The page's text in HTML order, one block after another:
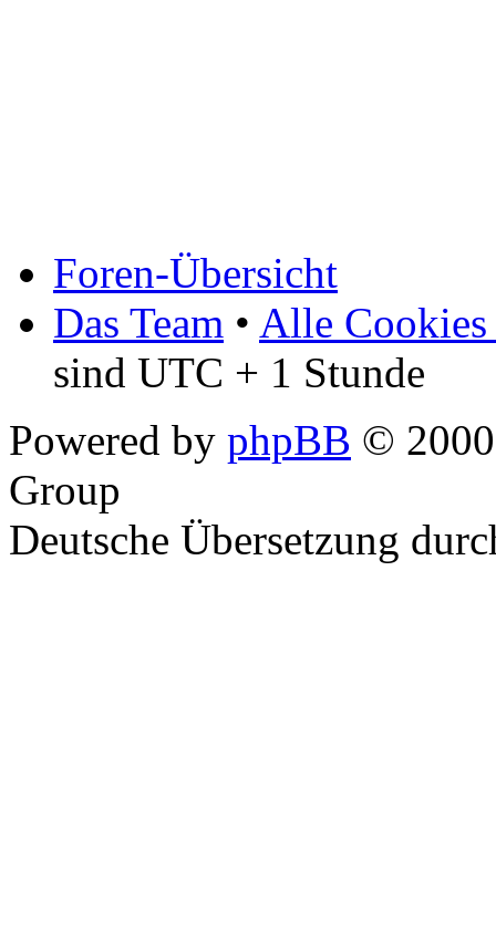
Foren-Übersicht
Das Team • Alle Cookies
sind UTC + 1 Stunde
Powered by phpBB ©
Group
Deutsche Übersetzung